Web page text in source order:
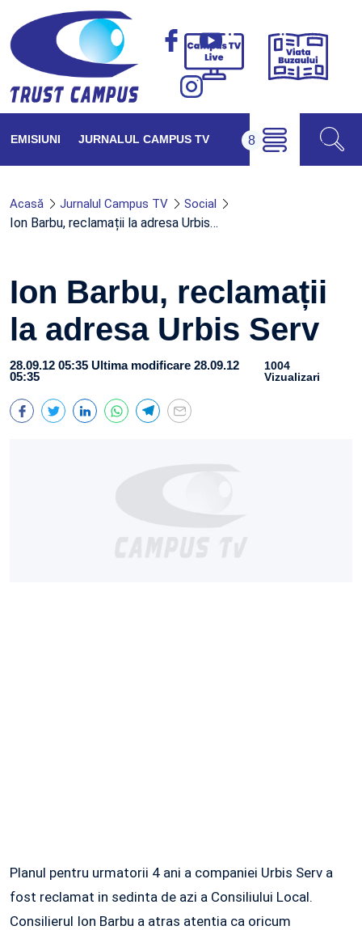
Campus
Viața
EMISIUNI JURNALUL CAMPUS TV
Acasă Jurnalul Campus TV Social
Ion Barbu, reclamații la adresa Urbis…
Ion Barbu, reclamații
la adresa Urbis Serv
28.09.12 05:35 Ultima modificare 28.09.12
05:35
1004
Vizualizari
Planul pentru urmatorii 4 ani a companiei Urbis Serv a
fost reclamat in sedinta de azi a Consiliului Local.
Consilierul Ion Barbu a atras atentia ca oricum